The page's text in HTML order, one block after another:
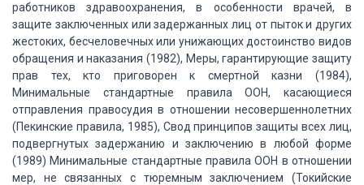
работников здравоохранения, в особенности врачей, в
защите заключенных или задержанных лиц от пыток и других
жестоких, бесчеловечных или унижающих достоинство видов
обращения и наказания (1982), Меры, гарантирующие защиту
прав тех, кто приговорен к смертной казни (1984),
Минимальные стандартные правила ООН, касающиеся
отправления правосудия в отношении несовершеннолетних
(Пекинские правила, 1985), Свод принципов защиты всех лиц,
подвергнутых задержанию и заключению в любой форме
(1989) Минимальные стандартные правила ООН в отношении
мер, не связанных с тюремным заключением (Токийские